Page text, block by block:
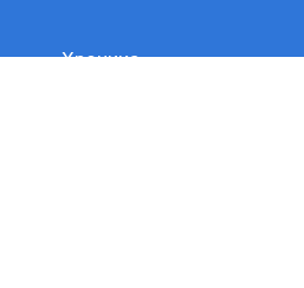
Хроника